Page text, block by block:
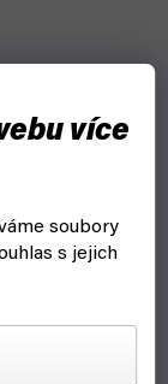
více
soubory
s jejich